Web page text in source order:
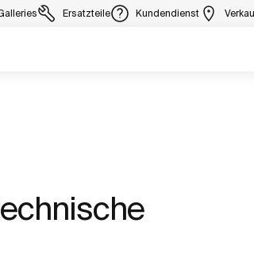
Ersatzteile Kundendienst